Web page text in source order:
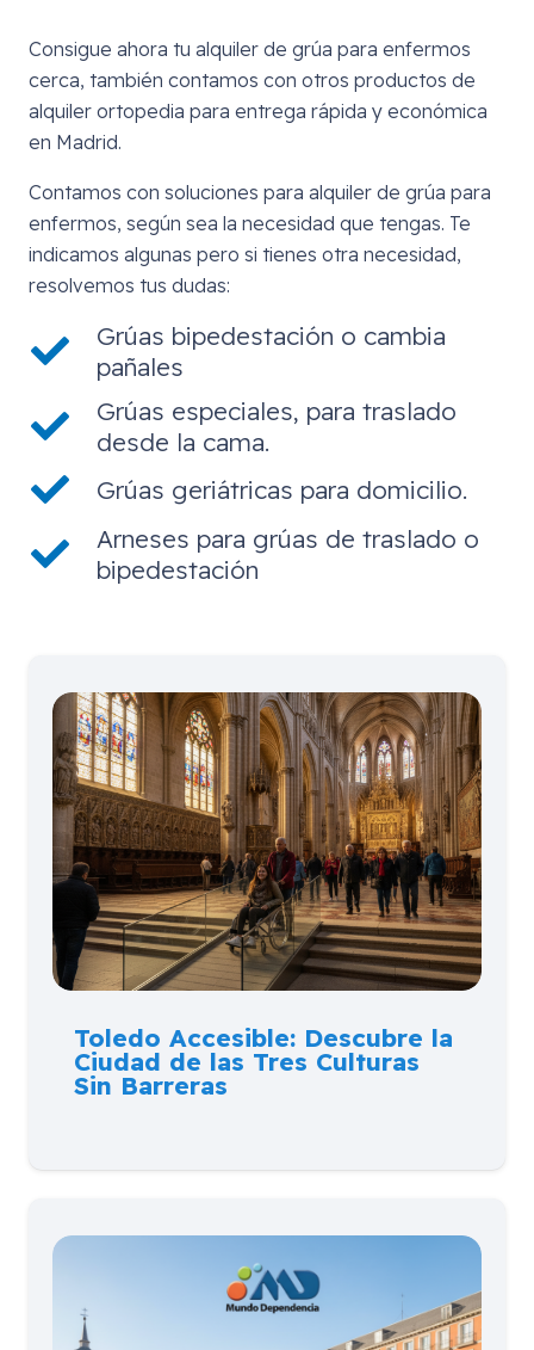
Consigue ahora tu alquiler de grúa para enfermos
cerca, también contamos con otros productos de
alquiler ortopedia para entrega rápida y económica
en Madrid.
Contamos con soluciones para alquiler de grúa para
enfermos, según sea la necesidad que tengas. Te
indicamos algunas pero si tienes otra necesidad,
resolvemos tus dudas:
Grúas bipedestación o cambia
pañales
Grúas especiales, para traslado
desde la cama.
Grúas geriátricas para domicilio.
Arneses para grúas de traslado o
bipedestación
Toledo Accesible: Descubre la
Ciudad de las Tres Culturas
Sin Barreras